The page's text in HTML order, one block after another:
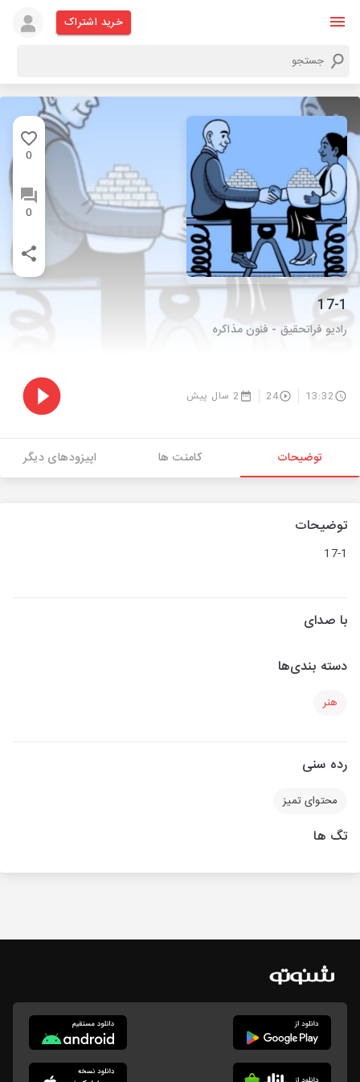
خرید اشتراک
0
0
17-1
رادیو فراتحقیق - فنون مذاکره
13:32
24 2 سال پیش
توضیحات کامنت ها اپیزودهای دیگر
توضیحات
17-1
با صدای
دسته بندی‌ها
هنر
رده سنی
محتوای تمیز
تگ ها